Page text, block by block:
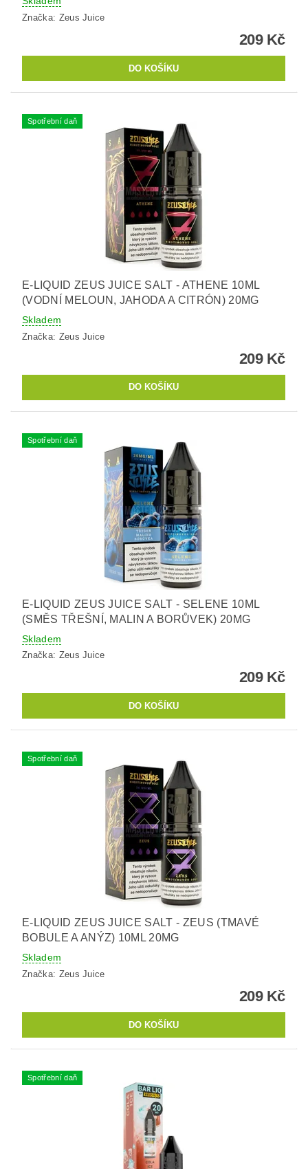
Značka: Zeus Juice
209 Kč
Spotřební daň
E-LIQUID ZEUS JUICE SALT - ATHENE 10ML
(VODNÍ MELOUN, JAHODA A CITRÓN) 20MG
Skladem
Značka: Zeus Juice
209 Kč
Spotřební daň
E-LIQUID ZEUS JUICE SALT - SELENE 10ML
(SMĚS TŘEŠNÍ, MALIN A BORŮVEK) 20MG
Skladem
Značka: Zeus Juice
209 Kč
Spotřební daň
E-LIQUID ZEUS JUICE SALT - ZEUS (TMAVÉ
BOBULE A ANÝZ) 10ML 20MG
Skladem
Značka: Zeus Juice
209 Kč
Spotřební daň